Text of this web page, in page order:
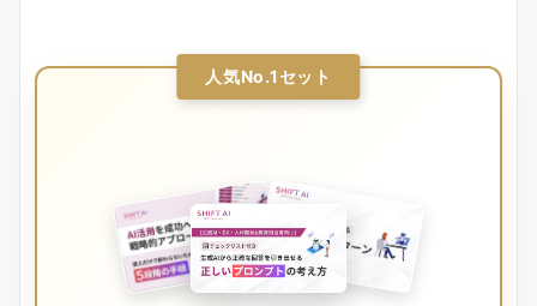
人気No.1セット